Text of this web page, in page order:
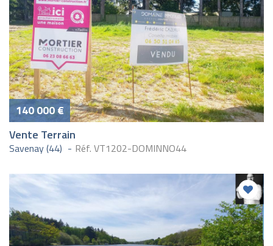
140 000 €
Vente Terrain
Savenay (44) Réf. VT1202-DOMINNO44